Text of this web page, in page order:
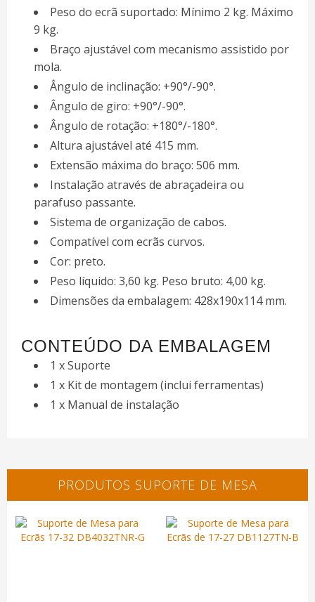
Peso do ecrã suportado: Mínimo 2 kg. Máximo
9 kg.
Braço ajustável com mecanismo assistido por
mola.
Ângulo de inclinação: +90°/-90°.
Ângulo de giro: +90°/-90°.
Ângulo de rotação: +180°/-180°.
Altura ajustável até 415 mm.
Extensão máxima do braço: 506 mm.
Instalação através de abraçadeira ou
parafuso passante.
Sistema de organização de cabos.
Compatível com ecrãs curvos.
Cor: preto.
Peso líquido: 3,60 kg. Peso bruto: 4,00 kg.
Dimensões da embalagem: 428x190x114 mm.
CONTEÚDO DA EMBALAGEM
1 x Suporte
1 x Kit de montagem (inclui ferramentas)
1 x Manual de instalação
PRODUTOS SUPORTE DE MESA